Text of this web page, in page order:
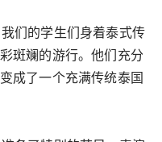
们的学生们身着泰式传
斑斓的游行。他们充分
成了一个充满传统泰国